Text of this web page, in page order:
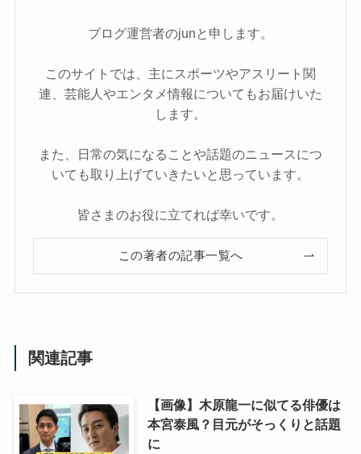
ブログ運営者のjunと申します。
このサイトでは、主にスポーツやアスリート関
連、芸能人やエンタメ情報についてもお届けいた
します。
また、日常の気になることや話題のニュースにつ
いても取り上げていきたいと思っています。
皆さまのお役に立てれば幸いです。
この著者の記事一覧へ
関連記事
【画像】木原龍一に似てる俳優は
本宮泰風？目元がそっくりと話題
に